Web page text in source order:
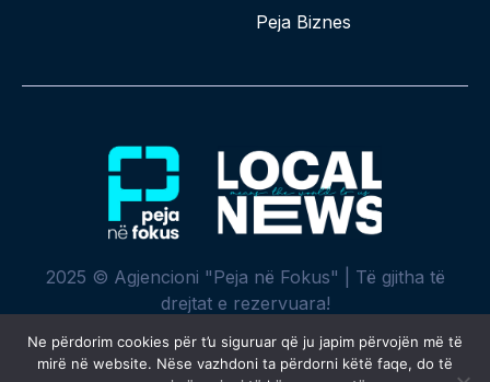
Peja Biznes
2025 © Agjencioni "Peja në Fokus" | Të gjitha të
drejtat e rezervuara!
Ne përdorim cookies për t’u siguruar që ju japim përvojën më të
mirë në website. Nëse vazhdoni ta përdorni këtë faqe, do të